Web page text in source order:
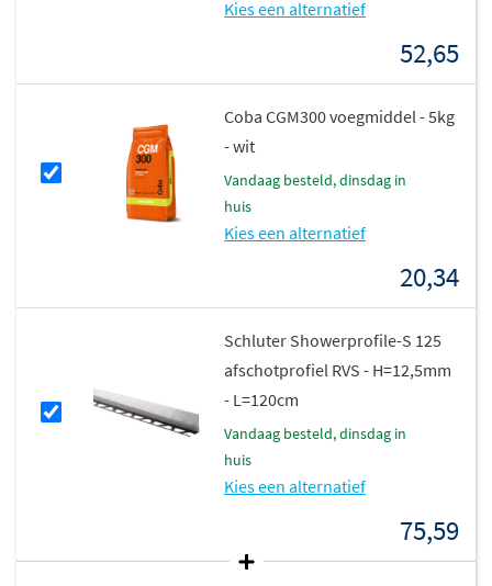
De Roma tegel is gemaakt van hoogwaardig keramiek en
geproduceerd in Italië volgens strenge
kwaliteitsnormen. De tegel isvorstbestendig, waardoor
je hem zelfs buiten kunt gebruiken, en heeft een
antislipwaarde van R9 voor extra veiligheid. Dankzij de
compatibiliteit met vloerverwarming geniet je altijd van
een comfortabele temperatuur onder je voeten. De
tegels worden per doos geleverd, waarbij het aantal per
doos varieert afhankelijk van het gekozen formaat.
Kies een alternatief
52,65
Coba CGM300 voegmiddel - 5kg
- wit
vandaag besteld, dinsdag in
huis
Kies een alternatief
20,34
Schluter Showerprofile-S 125
afschotprofiel RVS - H=12,5mm
- L=120cm
vandaag besteld, dinsdag in
huis
Kies een alternatief
75,59